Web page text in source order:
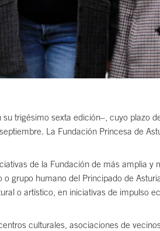
trigésimo sexta edición–, cuyo plazo
La Fundación Princesa de
de la Fundación de más amplia y
grupo humano del Principado de
o artístico, en iniciativas de impulso
culturales, asociaciones de